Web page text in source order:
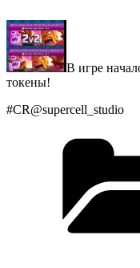
Β игpe
токeны!
#CR@suрerсell_studiо